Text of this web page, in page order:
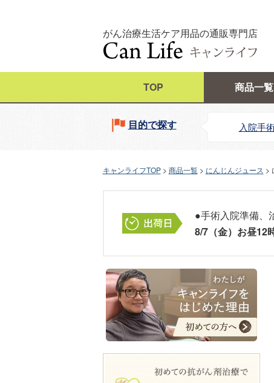
がん治療生活ケア用品の通販専門店
TOP 商品一覧
目的で探す 入院手
キャンライフTOP 商品一覧 にんじんジュース
●手術入院準備、
8/7（金）お昼12